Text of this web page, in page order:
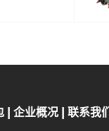
企业概况 联系我们